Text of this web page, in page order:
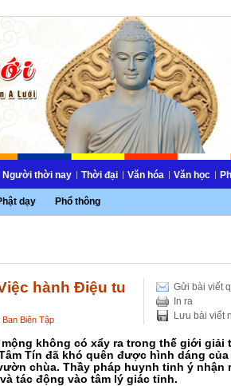
dạy Phổ thông
Người thời nay Thời đại Văn hóa Văn học
Gửi bài viết
In ra
Lưu bài viết
hành Điệu tu
Ban Biên Tập
không có xẩy ra trong thế giới giải
Tín đã khó quên được hình dáng của
chùa. Thầy pháp huynh tinh ý nhận
tác động vào tâm lý giác tỉnh.